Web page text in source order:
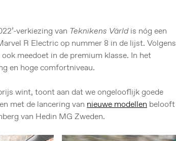
verkiezing van Teknikens Världis nóg een
R Electric op nummer 8 in de lijst. Volgens
meedoet in de premium klasse. In het
en hoge comfortniveau.
wint, toont aan dat we ongelooflijk goede
met de lancering van nieuwe modellen belooft
van Hedin MG Zweden.